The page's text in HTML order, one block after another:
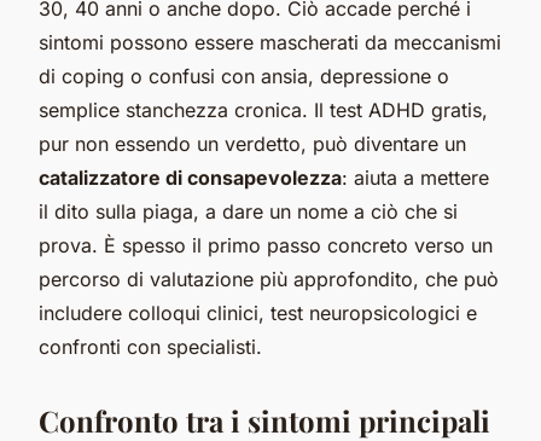
30, 40 anni o anche dopo. Ciò accade perché i
sintomi possono essere mascherati da meccanismi
di coping o confusi con ansia, depressione o
semplice stanchezza cronica. Il test ADHD gratis,
pur non essendo un verdetto, può diventare un
catalizzatore di consapevolezza: aiuta a mettere
il dito sulla piaga, a dare un nome a ciò che si
prova. È spesso il primo passo concreto verso un
percorso di valutazione più approfondito, che può
includere colloqui clinici, test neuropsicologici e
confronti con specialisti.
Confronto tra i sintomi principali